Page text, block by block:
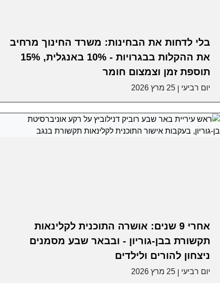
בלי לדחות את הבחינות: משרד החינוך מרחיב
את ההקלות בבגרויות - 10% באנגלית, 15%
תוספת זמן וצמצום חומר
יום רביעי 25 מרץ 2026
אחרי 9 שנים: אושרה התוכנית לקלינאות
תקשורת בבן-גוריון - ובבאר שבע מסמנים
ניצחון להורים ולילדים
יום רביעי 25 מרץ 2026